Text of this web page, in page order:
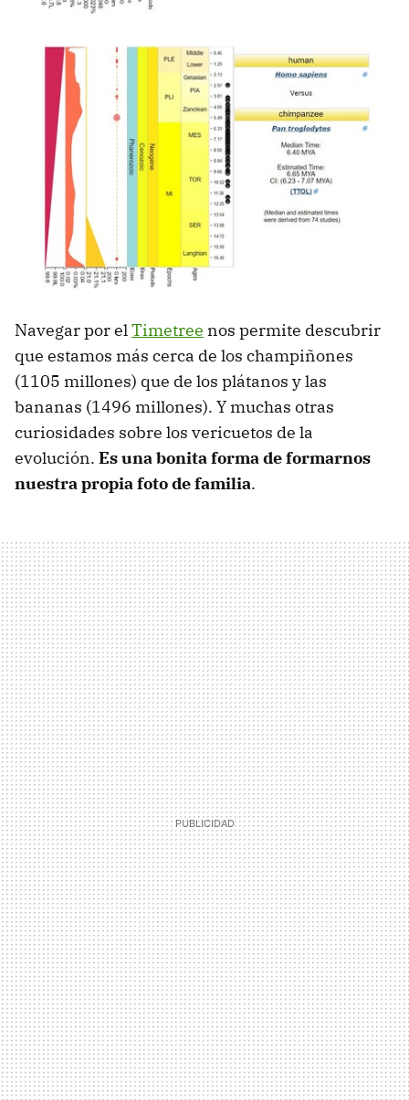
Navegar por elTimetree nos permite descubrir
que estamos más cerca de los champiñones
(1105 millones) que de los plátanos y las
bananas (1496 millones). Y muchas otras
curiosidades sobre los vericuetos de la
evolución. Es una bonita forma de formarnos
nuestra propia foto de familia.